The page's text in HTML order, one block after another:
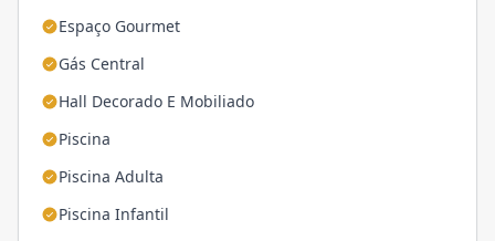
Espaço Gourmet
Gás Central
Hall Decorado E Mobiliado
Piscina
Piscina Adulta
Piscina Infantil